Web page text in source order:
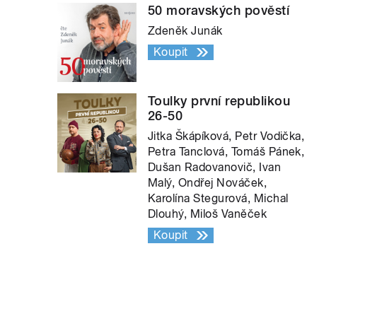
50 moravských pověstí
Zdeněk Junák
Koupit
Toulky první republikou
26-50
Jitka Škápíková, Petr Vodička,
Petra Tanclová, Tomáš Pánek,
Dušan Radovanovič, Ivan
Malý, Ondřej Nováček,
Karolína Stegurová, Michal
Dlouhý, Miloš Vaněček
Koupit